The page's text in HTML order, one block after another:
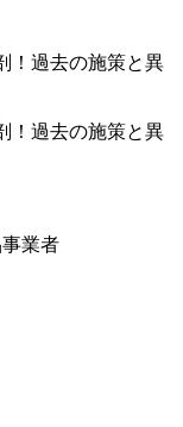
！過去の施策と異
！過去の施策と異
業者